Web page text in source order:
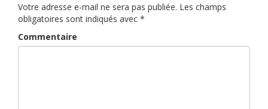
Votre adresse e-mail ne sera pas publiée. Les champs
obligatoires sont indiqués avec *
Commentaire